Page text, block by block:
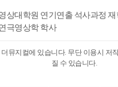
상대학원 연기연출 석사과정 재
극영상학 학사
더뮤지컬에 있습니다. 무단 이용시 저
질 수 있습니다.